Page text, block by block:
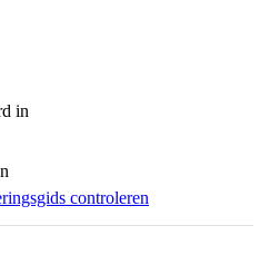
in
controleren